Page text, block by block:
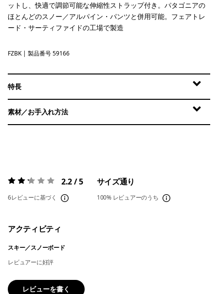
ットし、快適で調節可能な伸縮性ストラップ付き。パタゴニアの
ほとんどのスノー／アルパイン・パンツと併用可能。フェアトレ
ード・サーティファイドの工場で製造
Fitz Roy Stripe: Black
FZBK | 製品番号 59166
特長
素材／お手入れ方法
評価:2.2 / 5 2.2 / 5
6レビューに基づく
サイズ通り
100% レビュアーのうち
アクティビティ
スキー／スノーボード
レビュアーに好評
レビューを書く